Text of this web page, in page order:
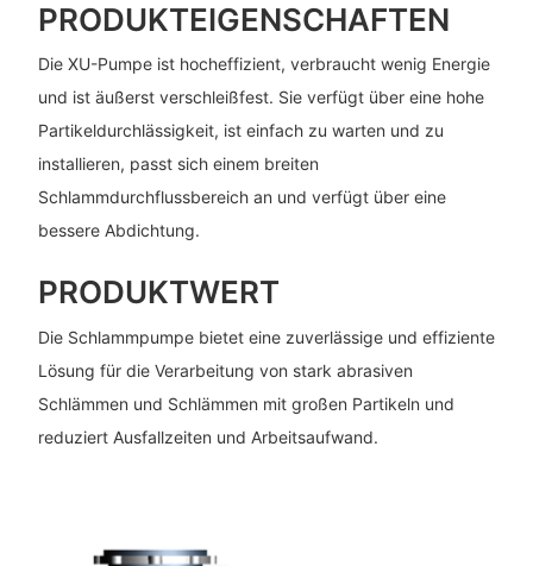
PRODUKTEIGENSCHAFTEN
Die XU-Pumpe ist hocheffizient, verbraucht wenig Energie
und ist äußerst verschleißfest. Sie verfügt über eine hohe
Partikeldurchlässigkeit, ist einfach zu warten und zu
installieren, passt sich einem breiten
Schlammdurchflussbereich an und verfügt über eine
bessere Abdichtung.
PRODUKTWERT
Die Schlammpumpe bietet eine zuverlässige und effiziente
Lösung für die Verarbeitung von stark abrasiven
Schlämmen und Schlämmen mit großen Partikeln und
reduziert Ausfallzeiten und Arbeitsaufwand.